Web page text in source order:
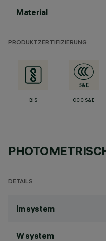
Material
PRODUKTZERTIFIZIERUNG
BIS CCC S&E
DETAILS
lm system
W system